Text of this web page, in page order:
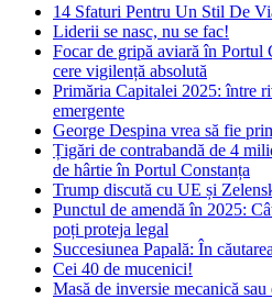
14 Sfaturi Pentru Un Stil De
Liderii se nasc, nu se fac!
Focar de gripă aviară în Portul
cere vigilență absolută
Primăria Capitalei 2025: între
emergente
George Despina vrea să fie
Țigări de contrabandă de 4
de hârtie în Portul Constanța
Trump discută cu UE și
Punctul de amendă în 2025:
poți proteja legal
Succesiunea Papală: În
Cei 40 de mucenici!
Masă de inversie mecanică sau